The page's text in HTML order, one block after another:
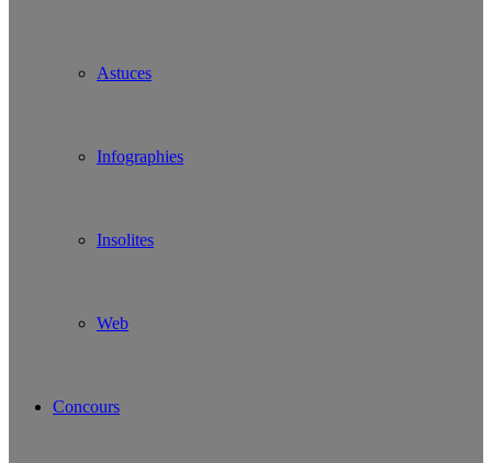
Astuces
Infographies
Insolites
Web
Concours